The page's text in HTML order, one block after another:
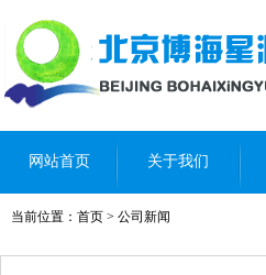
网站首页 关于我们
当前位置： 首页 > 公司新闻